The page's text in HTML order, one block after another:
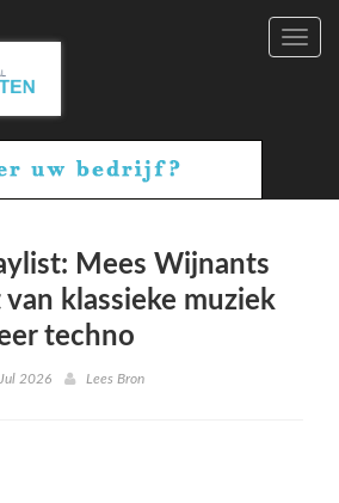
Mees Wijnants
van klassieke muziek
techno
2026 Lees Bron